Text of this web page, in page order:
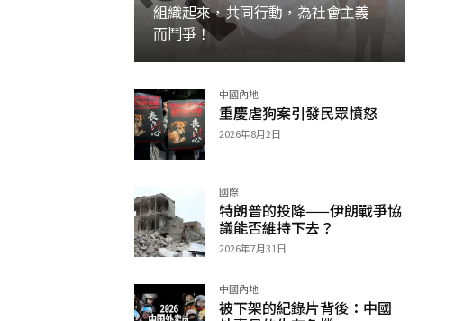
組織起來，共同行動，為社會主義
而鬥爭！
加入 中國內地
重慶虐狗案引發民眾憤怒
2026年8月2日
國際
特朗普的投降——伊朗戰爭協
議能否維持下去？
2026年7月31日
中國內地
被下架的紀錄片背後：中國